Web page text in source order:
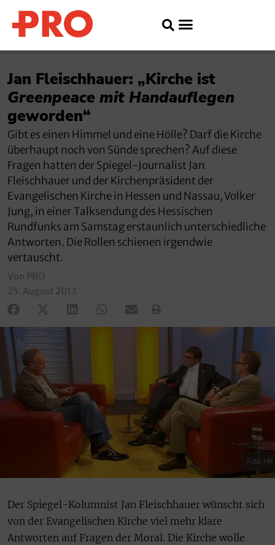
Jan Fleischhauer: „Kirche ist
Greenpeace mit Handauflegen
geworden“
Gibt es einen Himmel und eine Hölle? Darf die Kirche
überhaupt noch von Sünde sprechen? Auf diese
Fragen hatten der Spiegel-Journalist Jan
Fleischhauer und der Kirchenpräsident der
Evangelischen Kirche in Hessen und Nassau, Volker
Jung, in einer Talksendung des Hessischen
Rundfunks am Samstag erstaunlich unterschiedliche
Antworten. Die Rollen schienen irgendwie
vertauscht.
Von PRO
25. August 2013
Foto: HR
Der Spiegel-Kolumnist Jan Fleischhauer wünscht sich
von der Evangelischen Kirche viel mehr klare
Antworten auf Fragen der Moral. Die Kirche wolle